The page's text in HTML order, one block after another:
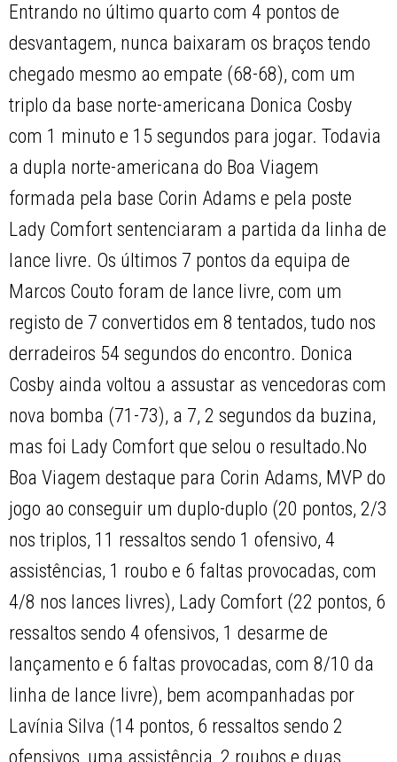
Entrando no último quarto com 4 pontos de
desvantagem, nunca baixaram os braços tendo
chegado mesmo ao empate (68-68), com um
triplo da base norte-americana Donica Cosby
com 1 minuto e 15 segundos para jogar. Todavia
a dupla norte-americana do Boa Viagem
formada pela base Corin Adams e pela poste
Lady Comfort sentenciaram a partida da linha de
lance livre. Os últimos 7 pontos da equipa de
Marcos Couto foram de lance livre, com um
registo de 7 convertidos em 8 tentados, tudo nos
derradeiros 54 segundos do encontro. Donica
Cosby ainda voltou a assustar as vencedoras com
nova bomba (71-73), a 7, 2 segundos da buzina,
mas foi Lady Comfort que selou o resultado.No
Boa Viagem destaque para Corin Adams, MVP do
jogo ao conseguir um duplo-duplo (20 pontos, 2/3
nos triplos, 11 ressaltos sendo 1 ofensivo, 4
assistências, 1 roubo e 6 faltas provocadas, com
4/8 nos lances livres), Lady Comfort (22 pontos, 6
ressaltos sendo 4 ofensivos, 1 desarme de
lançamento e 6 faltas provocadas, com 8/10 da
linha de lance livre), bem acompanhadas por
Lavínia Silva (14 pontos, 6 ressaltos sendo 2
ofensivos, uma assistência, 2 roubos e duas